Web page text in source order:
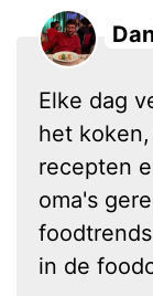
Elke dag
het
recepten
oma's
in de